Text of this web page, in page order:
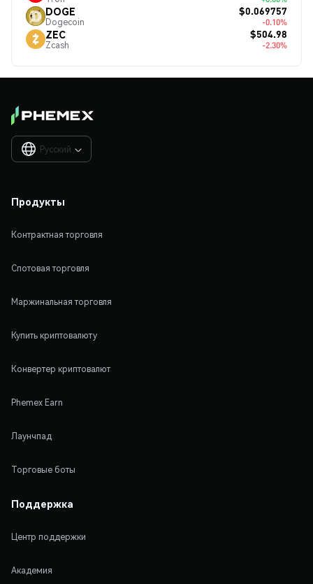
DOGE
Dogecoin
$0.069757
-0.10%
ZEC
Zcash
$504.98
-2.30%
Русский 
Продукты
Контрактная торговля
Спотовая торговля
Маржинальная торговля
Купить криптовалюту
Конвертер криптовалют
Phemex Earn
Лаунчпад
Торговые боты
Поддержка
Центр поддержки
Академия